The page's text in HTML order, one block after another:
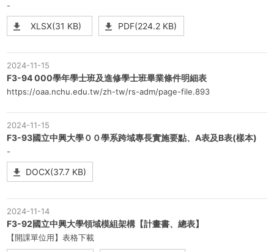
-
XLSX(31 KB) PDF(224.2 KB)
2024-11-15
F3-94 000學年學士班及進修學士班畢業條件明細表
https://oaa.nchu.edu.tw/zh-tw/rs-adm/page-file.893
2024-11-15
F3-93國立中興大學００學系跨域專長實施要點、A表及B表(樣本)
-
DOCX(37.7 KB)
2024-11-14
F3-92國立中興大學領域模組架構【計畫書、總表】
【開課單位用】表格下載